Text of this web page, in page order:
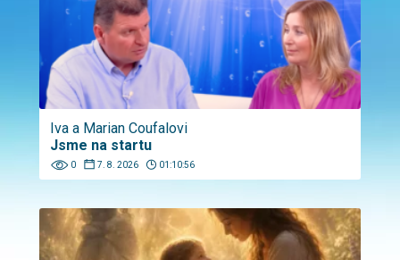
Iva a Marian Coufalovi
Jsme na startu
0 7. 8. 2026 01:10:56